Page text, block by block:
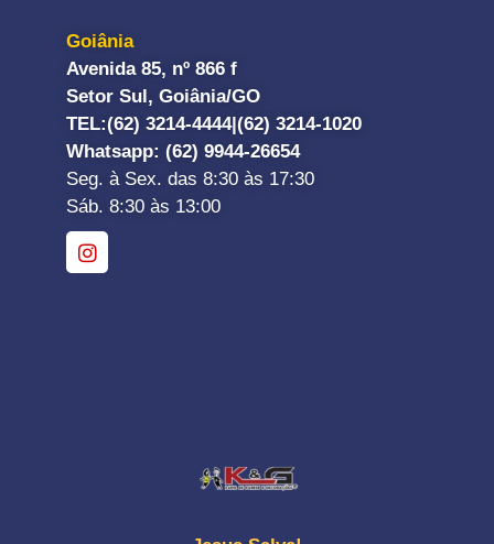
Goiânia
Avenida 85, nº 866 f
Setor Sul, Goiânia/GO
TEL:(62) 3214-4444|(62) 3214-1020
Whatsapp: (62) 9944-26654
Seg. à Sex. das 8:30 às 17:30
Sáb. 8:30 às 13:00